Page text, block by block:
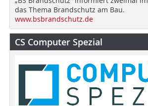
das Thema Brandschutz am Bau.
www.bsbrandschutz.de
CS Computer Spezial